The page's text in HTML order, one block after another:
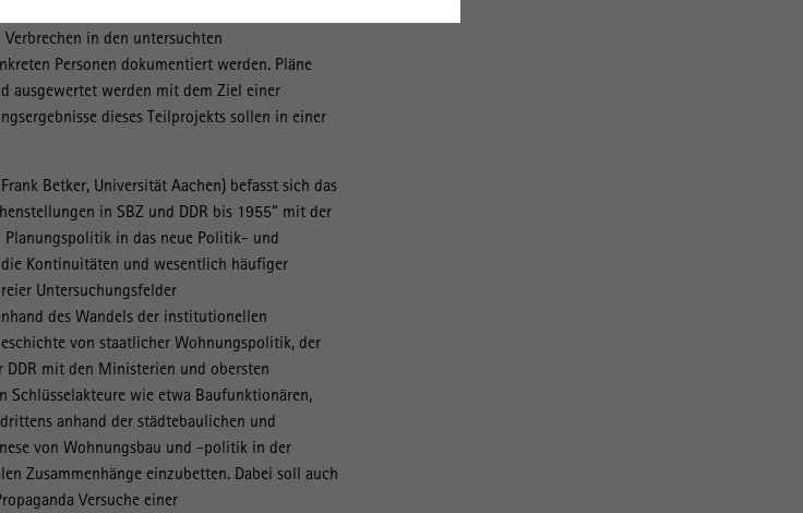
Entwicklungen in Italien und der UdSSR)
in den untersuchten
Personen dokumentiert werden. Pläne
ausgewertet werden mit dem Ziel einer
dieses Teilprojekts sollen in einer
Betker, Universität Aachen) befasst sich das
in SBZ und DDR bis 1955“ mit der
in das neue Politik- und
die Kontinuitäten und wesentlich häufiger
Untersuchungsfelder
des Wandels der institutionellen
von staatlicher Wohnungspolitik, der
mit den Ministerien und obersten
Schlüsselakteure wie etwa Baufunktionären,
anhand der städtebaulichen und
von Wohnungsbau und -politik in der
Zusammenhänge einzubetten. Dabei soll auch
Versuche einer